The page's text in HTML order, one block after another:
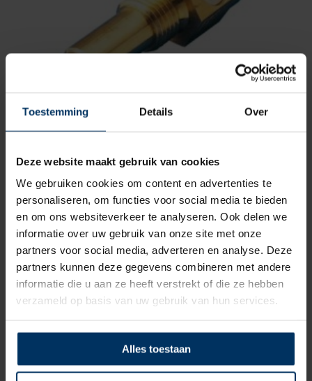
Toestemming Details Over
Deze website maakt gebruik van cookies
We gebruiken cookies om content en advertenties te
personaliseren, om functies voor social media te bieden
en om ons websiteverkeer te analyseren. Ook delen we
informatie over uw gebruik van onze site met onze
partners voor social media, adverteren en analyse. Deze
partners kunnen deze gegevens combineren met andere
informatie die u aan ze heeft verstrekt of die ze hebben
verzameld op basis van uw gebruik van hun services.
Alles toestaan
€ 79,10